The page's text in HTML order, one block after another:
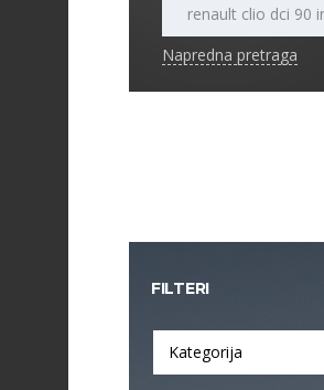
Napredna pretraga
FILTERI
Kategorija